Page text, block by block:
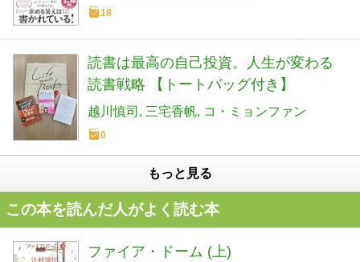
18
読書は最高の自己投資。人生が変わる
読書戦略 【トートバッグ付き】
越川慎司 三宅香帆 コ・ミョンファン
0
もっと見る
この本を読んだ人がよく読む本
ファイア・ドーム (上)